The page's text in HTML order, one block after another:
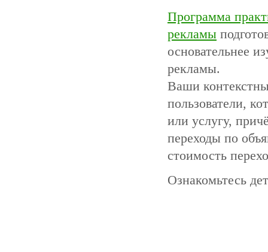
Программа
рекламы
основательнее
рекламы.
Ваши
пользователи,
или услугу,
переходы по
стоимость
Ознакомьтесь